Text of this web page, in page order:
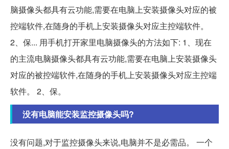
脑摄像头都具有云功能,需要在电脑上安装摄像头对应的被
控端软件,在随身的手机上安装摄像头对应主控端软件。
2、保... 用手机打开家里电脑摄像头的方法如下: 1、现在
的主流电脑摄像头都具有云功能,需要在电脑上安装摄像头
对应的被控端软件,在随身的手机上安装摄像头对应主控端
软件。 2、保。
没有电脑能安装监控摄像头吗?
没有问题,对于监控摄像头来说,电脑并不是必需品。 一个